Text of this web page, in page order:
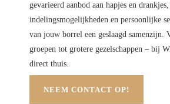
gevarieerd aanbod aan hapjes en
indelingsmogelijkheden en persoonlijke
van jouw borrel een geslaagd samenzijn.
groepen tot grotere gezelschappen – bij
direct thuis.
NEEM CONTACT OP!